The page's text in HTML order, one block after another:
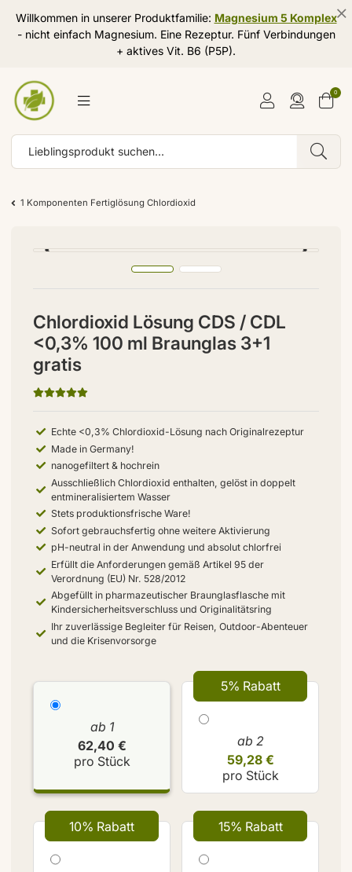
Willkommen in unserer Produktfamilie: Magnesium 5 Komplex
- nicht einfach Magnesium. Eine Rezeptur. Fünf Verbindungen
+ aktives Vit. B6 (P5P).
0
1 Komponenten Fertiglösung Chlordioxid
Chlordioxid Lösung CDS / CDL
<0,3% 100 ml Braunglas 3+1
gratis
Echte <0,3% Chlordioxid-Lösung nach Originalrezeptur
Made in Germany!
nanogefiltert & hochrein
Ausschließlich Chlordioxid enthalten, gelöst in doppelt
entmineralisiertem Wasser
Stets produktionsfrische Ware!
Sofort gebrauchsfertig ohne weitere Aktivierung
pH-neutral in der Anwendung und absolut chlorfrei
Erfüllt die Anforderungen gemäß Artikel 95 der
Verordnung (EU) Nr. 528/2012
Abgefüllt in pharmazeutischer Braunglasflasche mit
Kindersicherheitsverschluss und Originalitätsring
Ihr zuverlässige Begleiter für Reisen, Outdoor-Abenteuer
und die Krisenvorsorge
ab 1
62,40 €
pro Stück
5% Rabatt
ab 2
59,28 €
pro Stück
10% Rabatt 15% Rabatt